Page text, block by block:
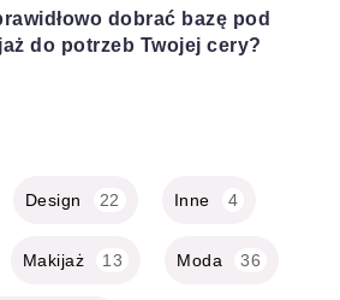
dobrać bazę pod
do potrzeb Twojej cery?
Design 22 Inne 4
Makijaż 13 Moda 36